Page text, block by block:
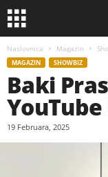
Naslovnica Magazin
MAGAZIN SHOWBIZ
Baki
19 Februara, 2025